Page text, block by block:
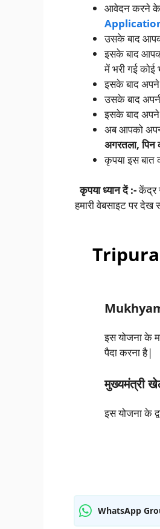
आवेदन करने के
उसके बाद
इसके बाद
में भरी गई कोई
इसके बाद अपने
उसके बाद
इसके बाद
अब आपको
अगरतला,
कृपया इस बात
कृपया ध्यान दें :-केंद्र
हमारी वेबसाइट पर देख
इस योजना के
पैदा करना है|
मुख्यमंत्री
इस योजना के
WhatsApp